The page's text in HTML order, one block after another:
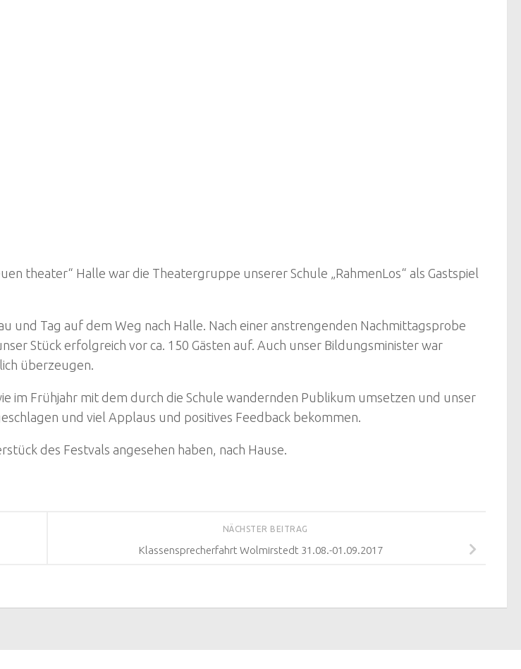
theater“ Halle war die Theatergruppe unserer Schule „RahmenLos“ als Gastspiel
und Tag auf dem Weg nach Halle. Nach einer anstrengenden Nachmittagsprobe
Stück erfolgreich vor ca. 150 Gästen auf. Auch unser Bildungsminister war
überzeugen.
im Frühjahr mit dem durch die Schule wandernden Publikum umsetzen und unser
und viel Applaus und positives Feedback bekommen.
des Festvals angesehen haben, nach Hause.
NÄCHSTER BEITRAG
Klassensprecherfahrt Wolmirstedt 31.08.-01.09.2017